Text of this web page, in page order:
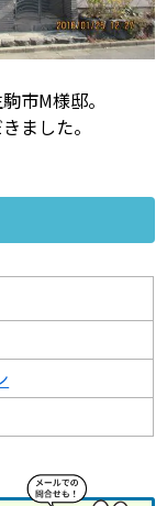
市M様邸。
ました。